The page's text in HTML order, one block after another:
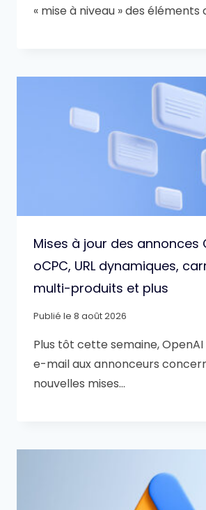
« mise à niveau » des éléments
Mises à jour des annonces
oCPC, URL dynamiques,
multi-produits et plus
Publié le 8 août 2026
Plus tôt cette semaine,
e-mail aux annonceurs
nouvelles mises…